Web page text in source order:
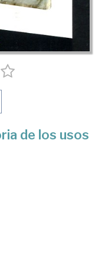
de los usos